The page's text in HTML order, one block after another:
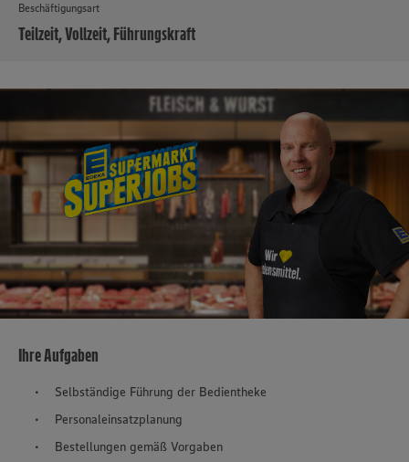
Beschäftigungsart
Teilzeit, Vollzeit, Führungskraft
Ihre Aufgaben
Selbständige Führung der Bedientheke
Personaleinsatzplanung
Bestellungen gemäß Vorgaben